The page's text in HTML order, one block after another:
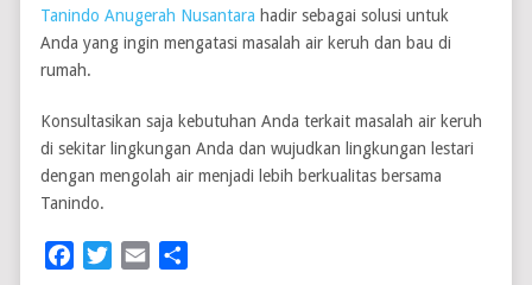
Tanindo Anugerah Nusantara hadir sebagai solusi untuk
Anda yang ingin mengatasi masalah air keruh dan bau di
rumah.
Konsultasikan saja kebutuhan Anda terkait masalah air keruh
di sekitar lingkungan Anda dan wujudkan lingkungan lestari
dengan mengolah air menjadi lebih berkualitas bersama
Tanindo.
FacebookTwitterEmail